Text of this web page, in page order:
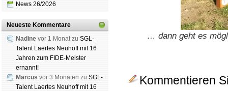
News 26/2026
Neueste Kommentare
Nadine vor 1 Monat zu SGL-
Talent Laertes Neuhoff mit 16
Jahren zum FIDE-Meister
ernannt!
Marcus vor 3 Monaten zu SGL-
Talent Laertes Neuhoff mit 16
… dann geht es
Kommentieren